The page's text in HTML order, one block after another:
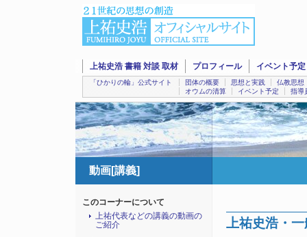
上祐史浩 書籍 対談 取材 プロフィール イベント予定
「ひかりの輪」公式サイト 団体の概要 思想と実践
仏教思想
オウムの清算
イベント予定 指導
動画[講義]
上祐史浩・
このコーナーについて
上祐代表などの講義の動画の
ご紹介